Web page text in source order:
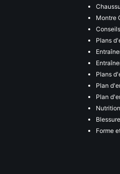
Montre
Plans
Plans
Plan
Plan
Nutrition
Forme